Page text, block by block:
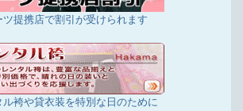
ツ提携店で割引が受けられます
ル袴や貸衣装を特別な日のために